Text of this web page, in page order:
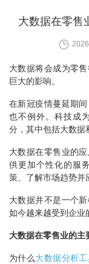
大数据在零售
大数据将会成为零
巨大的影响。
在新冠疫情蔓延期
也不例外。科技成
分，其中包括大数据
大数据在零售业的
供更加个性化的服
策、了解市场趋势并
大数据并不是一个
如今越来越受到企业
大数据在零售业的主
为什么大数据分析